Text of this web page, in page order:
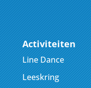
Activiteiten
Line Dance
Leeskring